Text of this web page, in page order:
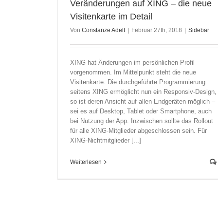
Veränderungen auf XING – die neue
Visitenkarte im Detail
Von Constanze Adelt Februar 27th, 2018 Sidebar
XING hat Änderungen im persönlichen Profil
vorgenommen. Im Mittelpunkt steht die neue
Visitenkarte. Die durchgeführte Programmierung
seitens XING ermöglicht nun ein Responsiv-Design,
so ist deren Ansicht auf allen Endgeräten möglich –
sei es auf Desktop, Tablet oder Smartphone, auch
bei Nutzung der App. Inzwischen sollte das Rollout
für alle XING-Mitglieder abgeschlossen sein. Für
XING-Nichtmitglieder [...]
Weiterlesen